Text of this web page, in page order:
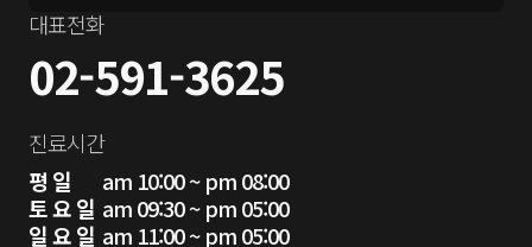
대표전화
02-591-3625
진료시간
평 일
am 10:00 ~ pm 08:00
토 요 일 am 09:30 ~ pm 05:00
일 요 일 am 11:00 ~ pm 05:00